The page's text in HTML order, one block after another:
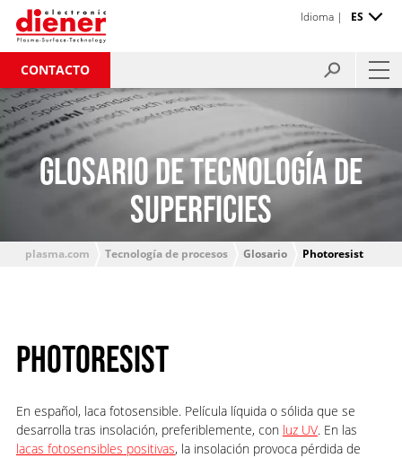
CONTACTO
Idioma | ES
GLOSARIO DE TECNOLOGÍA DE
SUPERFICIES
plasma.com Tecnología de procesos Glosario Photoresist
PHOTORESIST
En español, laca fotosensible. Película líquida o sólida que se
desarrolla tras insolación, preferiblemente, con luz UV. En las
lacas fotosensibles positivas, la insolación provoca pérdida de